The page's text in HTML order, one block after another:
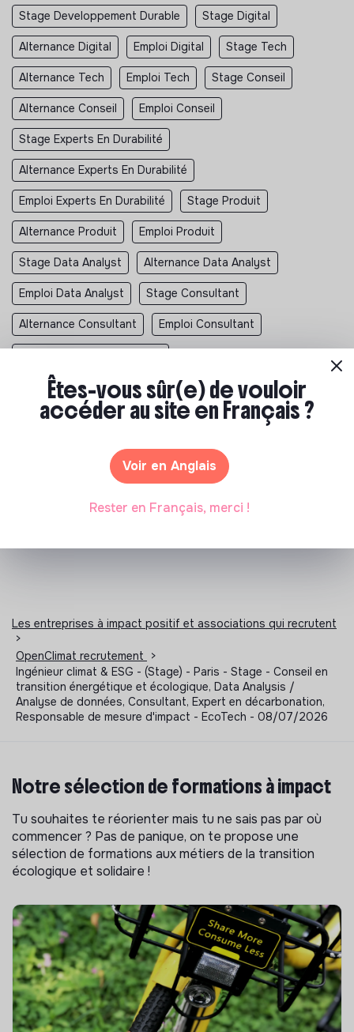
Stage Developpement Durable Stage Digital
Alternance Digital Emploi Digital Stage Tech
Alternance Tech Emploi Tech Stage Conseil
Alternance Conseil Emploi Conseil
Stage Experts En Durabilité
Alternance Experts En Durabilité
Emploi Experts En Durabilité Stage Produit
Alternance Produit Emploi Produit
Stage Data Analyst Alternance Data Analyst
Emploi Data Analyst Stage Consultant
Alternance Consultant Emploi Consultant
Alternance Analyse De Données
Emploi Analyse De Données Stage Association
Stage Developpement Durable Stage Environnement
Stage Humanitaire Stage Social
Les entreprises à impact positif et associations qui recrutent
>
OpenClimat recrutement
>
Ingénieur climat & ESG - (Stage) - Paris - Stage - Conseil en
transition énergétique et écologique, Data Analysis /
Analyse de données, Consultant, Expert en décarbonation,
Responsable de mesure d'impact - EcoTech - 08/07/2026
Notre sélection de formations à impact
Tu souhaites te réorienter mais tu ne sais pas par où
commencer ? Pas de panique, on te propose une
sélection de formations aux métiers de la transition
écologique et solidaire !
Êtes-vous sûr(e) de vouloir
accéder au site en Français ?
Voir en Anglais
Rester en Français, merci !